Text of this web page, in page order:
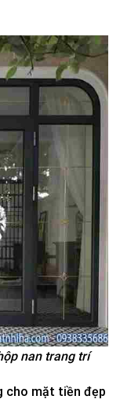
nan trang trí
cho mặt tiền đẹp